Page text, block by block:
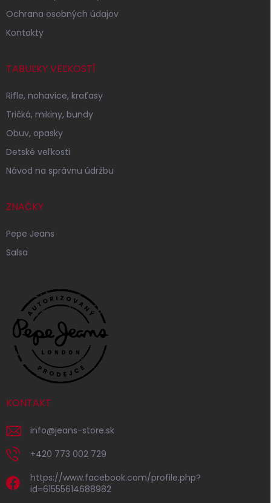
Ochrana osobných údajov
Kontakty
TABUĽKY VEĽKOSTÍ
Rifle, nohavice, kraťasy
Tričká, mikiny, bundy
Obuv, opasky
Detské veľkosti
Návod na správnu údržbu
ZNAČKY
Pepe Jeans
Salsa
KONTAKT
info@jeans-store.sk
+420 773 002 729
https://www.facebook.com/profile.php?
id=61555614688982